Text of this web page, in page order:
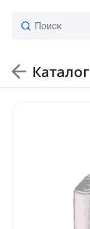
Каталог